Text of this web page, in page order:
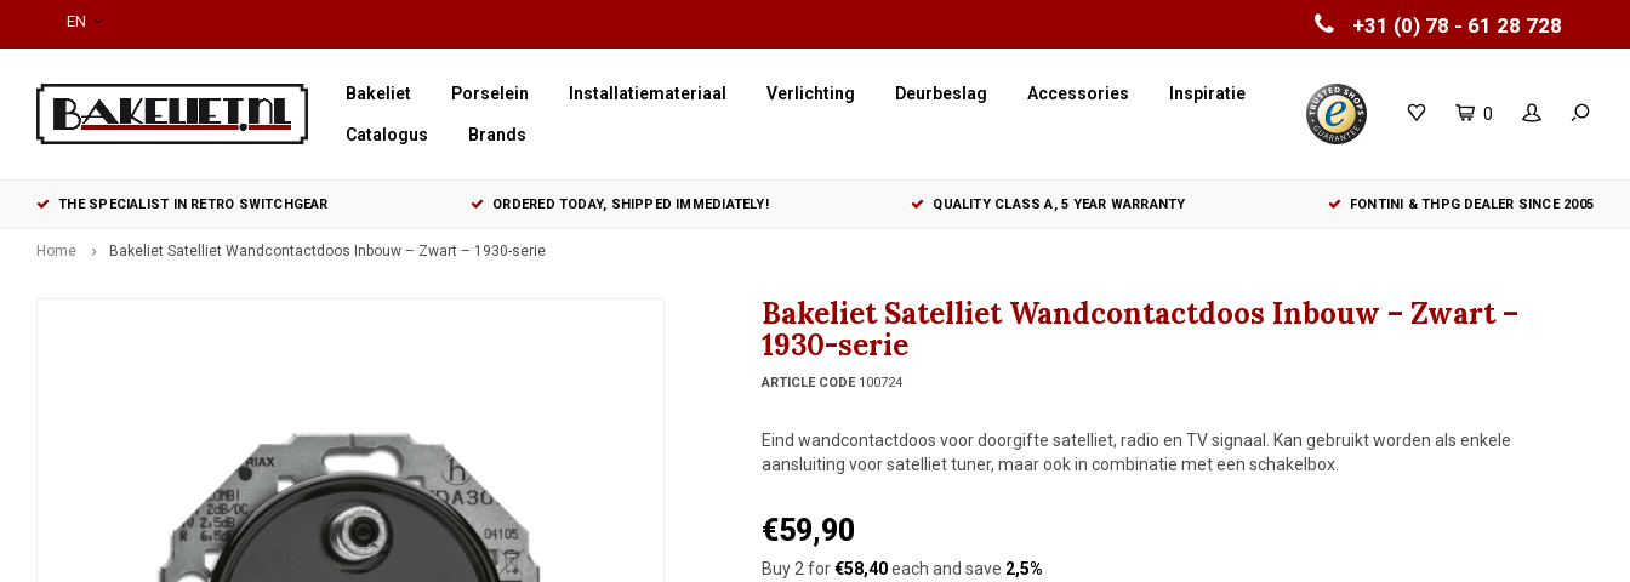
+31 (0) 78 - 61 28 728
EN
Bakeliet Porselein Installatiemateriaal Verlichting Deurbeslag Accessories Inspiratie
Catalogus Brands
0
THE SPECIALIST IN RETRO SWITCHGEAR ORDERED TODAY, SHIPPED IMMEDIATELY! QUALITY CLASS A, 5 YEAR WARRANTY FONTINI & THPG DEALER SINCE 2005
Home Bakeliet Satelliet Wandcontactdoos Inbouw – Zwart – 1930-serie
Bakeliet Satelliet Wandcontactdoos Inbouw – Zwart –
1930-serie
ARTICLE CODE100724
Eind wandcontactdoos voor doorgifte satelliet, radio en TV signaal. Kan gebruikt worden als enkele
aansluiting voor satelliet tuner, maar ook in combinatie met een schakelbox.
€59,90
Buy 2 for€58,40each and save 2,5%